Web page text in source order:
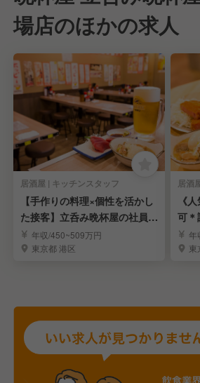
場店のほかの求人
居酒屋 | キッチンスタッフ
【手作りの料理×個性を活かし
た接客】立呑み晩杯屋の社員ス
タッフ｜アクセス◎
年収/450~509万円
東京都 港区
居酒
《
可＊
8〜年
東